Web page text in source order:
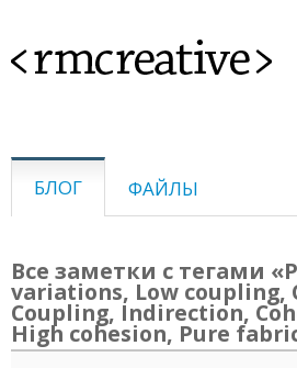
<rmcreative>
БЛОГ ФАЙЛЫ
Все заметки с тегами
variations, Low coupling,
Coupling, Indirection,
High cohesion, Pure